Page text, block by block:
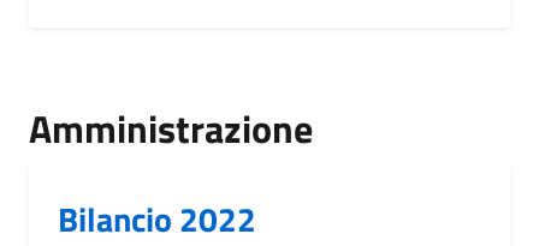
Amministrazione
Bilancio 2022